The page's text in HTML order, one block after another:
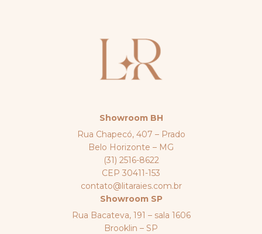
Showroom BH
Rua Chapecó, 407 – Prado
Belo Horizonte – MG
(31) 2516-8622
CEP 30411-153
contato@litaraies.com.br
Showroom SP
Rua Bacateva, 191 – sala 1606
Brooklin – SP